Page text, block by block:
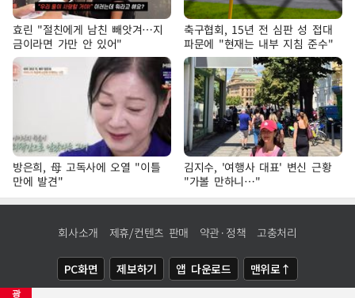
광
효린 "절친에게 남친 빼앗겨…지
금이라면 가만 안 있어"
축구협회, 15년 전 심판 성 접대
파문에 "현재는 내부 지침 준수"
방은희, 母 고독사에 오열 "이틀
만에 발견"
김지수, '여행사 대표' 변신 근황
"가볼 만하니…"
회사소개 제휴/컨텐츠 판매 약관·정책 고충처리
PC화면 제보하기 앱 다운로드 맨위로↑